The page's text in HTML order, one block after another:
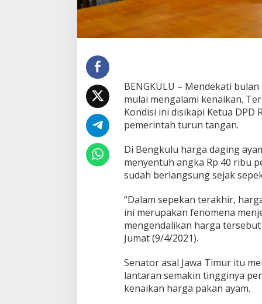
d
a
n
H
a
r
a
A
y
P
o
t
o
d
i
B
BENGKULU – Mendekati
mulai mengalami kenaikan.
Kondisi ini disikapi Ketua DPD
pemerintah turun tangan.
Di Bengkulu harga daging
menyentuh angka Rp 40 ribu
sudah berlangsung sejak
“Dalam sepekan terakhir,
ini merupakan fenomena
mengendalikan harga
Jumat (9/4/2021).
Senator asal Jawa Timur itu
lantaran semakin tingginya
kenaikan harga pakan ayam.